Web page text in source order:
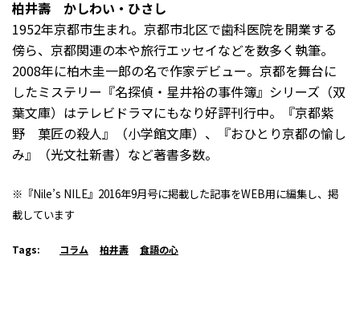
柏井壽 かしわい・ひさし
1952年京都市生まれ。京都市北区で歯科医院を開業する
傍ら、京都関連の本や旅行エッセイなどを数多く執筆。
2008年に柏木圭一郎の名で作家デビュー。京都を舞台に
したミステリー『名探偵・星井裕の事件簿』シリーズ（双
葉文庫）はテレビドラマにもなり好評刊行中。『京都紫
野 菓匠の殺人』（小学館文庫）、『おひとり京都の愉し
み』（光文社新書）など著書多数。
※『Nile’s NILE』2016年9月号に掲載した記事をWEB用に編集し、掲
載しています
Tags: コラム 柏井壽 食語の心